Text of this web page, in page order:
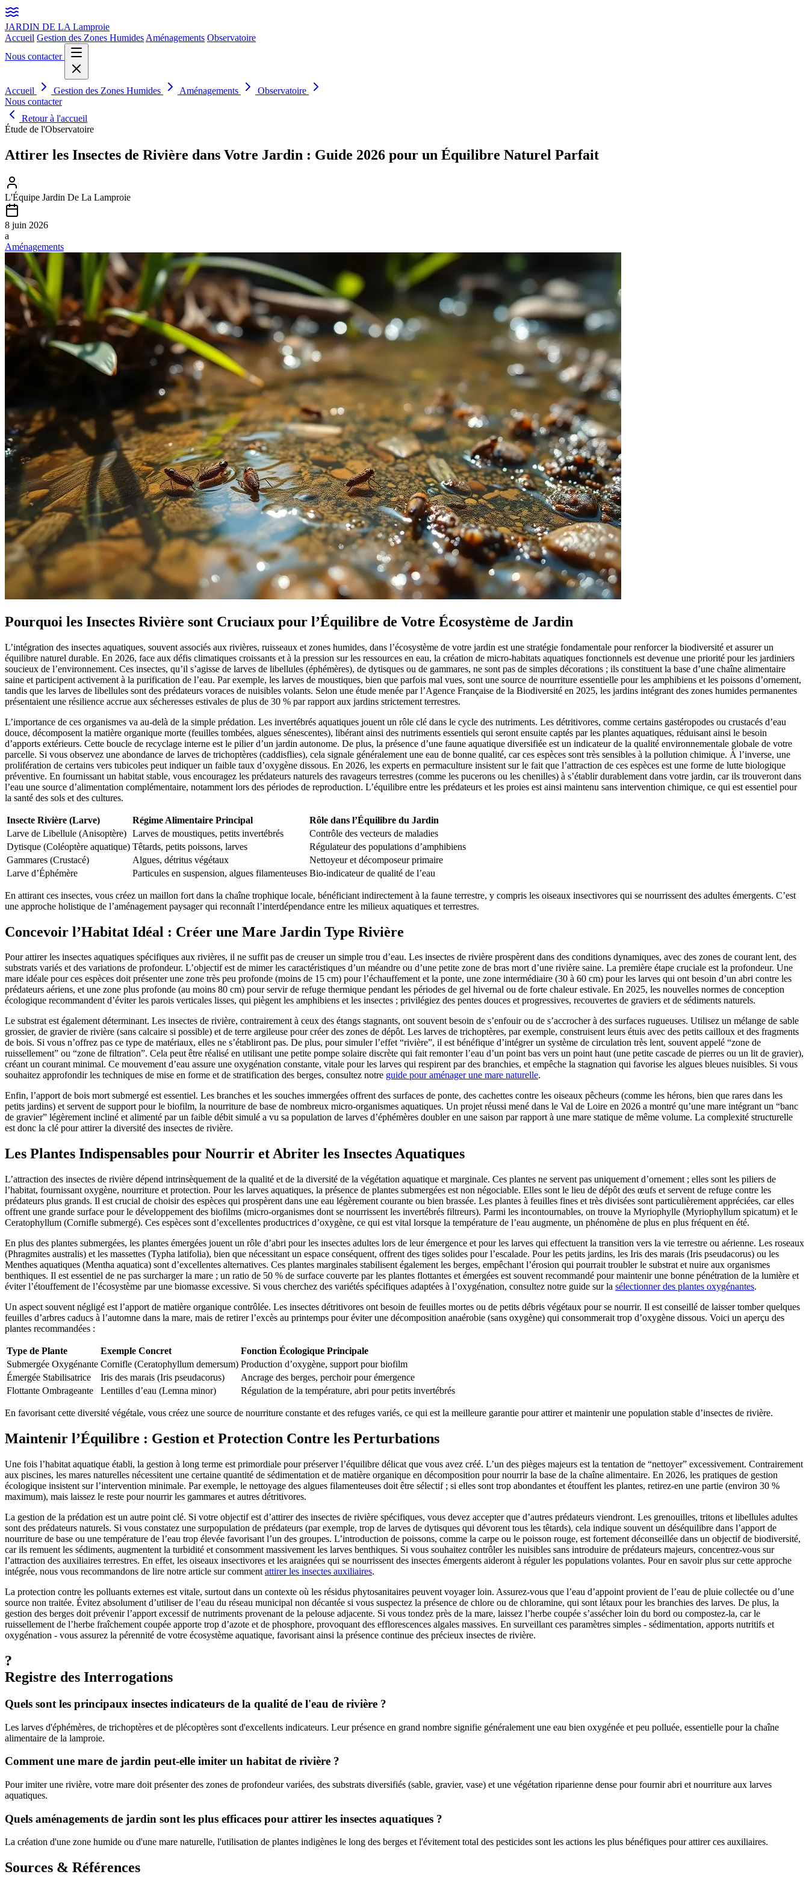
JARDIN DE LA Lamproie
Accueil Gestion des Zones Humides Aménagements Observatoire
Nous contacter
Accueil Gestion des Zones Humides Aménagements
Observatoire
Nous contacter
Retour à l'accueil
Étude de l'Observatoire
Attirer les Insectes de Rivière dans Votre Jardin : Guide 2026 pour un Équilibre Naturel Parfait
L'Équipe Jardin De La Lamproie
8 juin 2026
a
Aménagements
Pourquoi les Insectes Rivière sont Cruciaux pour l’Équilibre de Votre Écosystème de Jardin
L’intégration des insectes aquatiques, souvent associés aux rivières, ruisseaux et zones humides, dans l’écosystème de votre jardin est une stratégie fondamentale pour renforcer la biodiversité et assurer un
équilibre naturel durable. En 2026, face aux défis climatiques croissants et à la pression sur les ressources en eau, la création de micro-habitats aquatiques fonctionnels est devenue une priorité pour les jardiniers
soucieux de l’environnement. Ces insectes, qu’il s’agisse de larves de libellules (éphémères), de dytisques ou de gammares, ne sont pas de simples décorations ; ils constituent la base d’une chaîne alimentaire
saine et participent activement à la purification de l’eau. Par exemple, les larves de moustiques, bien que parfois mal vues, sont une source de nourriture essentielle pour les amphibiens et les poissons d’ornement,
tandis que les larves de libellules sont des prédateurs voraces de nuisibles volants. Selon une étude menée par l’Agence Française de la Biodiversité en 2025, les jardins intégrant des zones humides permanentes
présentaient une résilience accrue aux sécheresses estivales de plus de 30 % par rapport aux jardins strictement terrestres.
L’importance de ces organismes va au-delà de la simple prédation. Les invertébrés aquatiques jouent un rôle clé dans le cycle des nutriments. Les détritivores, comme certains gastéropodes ou crustacés d’eau
douce, décomposent la matière organique morte (feuilles tombées, algues sénescentes), libérant ainsi des nutriments essentiels qui seront ensuite captés par les plantes aquatiques, réduisant ainsi le besoin
d’apports extérieurs. Cette boucle de recyclage interne est le pilier d’un jardin autonome. De plus, la présence d’une faune aquatique diversifiée est un indicateur de la qualité environnementale globale de votre
parcelle. Si vous observez une abondance de larves de trichoptères (caddisflies), cela signale généralement une eau de bonne qualité, car ces espèces sont très sensibles à la pollution chimique. À l’inverse, une
prolifération de certains vers tubicoles peut indiquer un faible taux d’oxygène dissous. En 2026, les experts en permaculture insistent sur le fait que l’attraction de ces espèces est une forme de lutte biologique
préventive. En fournissant un habitat stable, vous encouragez les prédateurs naturels des ravageurs terrestres (comme les pucerons ou les chenilles) à s’établir durablement dans votre jardin, car ils trouveront dans
l’eau une source d’alimentation complémentaire, notamment lors des périodes de reproduction. L’équilibre entre les prédateurs et les proies est ainsi maintenu sans intervention chimique, ce qui est essentiel pour
la santé des sols et des cultures.
Insecte Rivière (Larve) Régime Alimentaire Principal
Rôle dans l’Équilibre du Jardin
Larve de Libellule (Anisoptère) Larves de moustiques, petits invertébrés
Contrôle des vecteurs de maladies
Dytisque (Coléoptère aquatique) Têtards, petits poissons, larves
Régulateur des populations d’amphibiens
Gammares (Crustacé)
Algues, détritus végétaux
Nettoyeur et décomposeur primaire
Larve d’Éphémère
Particules en suspension, algues filamenteuses Bio-indicateur de qualité de l’eau
En attirant ces insectes, vous créez un maillon fort dans la chaîne trophique locale, bénéficiant indirectement à la faune terrestre, y compris les oiseaux insectivores qui se nourrissent des adultes émergents. C’est
une approche holistique de l’aménagement paysager qui reconnaît l’interdépendance entre les milieux aquatiques et terrestres.
Concevoir l’Habitat Idéal : Créer une Mare Jardin Type Rivière
Pour attirer les insectes aquatiques spécifiques aux rivières, il ne suffit pas de creuser un simple trou d’eau. Les insectes de rivière prospèrent dans des conditions dynamiques, avec des zones de courant lent, des
substrats variés et des variations de profondeur. L’objectif est de mimer les caractéristiques d’un méandre ou d’une petite zone de bras mort d’une rivière saine. La première étape cruciale est la profondeur. Une
mare idéale pour ces espèces doit présenter une zone très peu profonde (moins de 15 cm) pour l’échauffement et la ponte, une zone intermédiaire (30 à 60 cm) pour les larves qui ont besoin d’un abri contre les
prédateurs aériens, et une zone plus profonde (au moins 80 cm) pour servir de refuge thermique pendant les périodes de gel hivernal ou de forte chaleur estivale. En 2025, les nouvelles normes de conception
écologique recommandent d’éviter les parois verticales lisses, qui piègent les amphibiens et les insectes ; privilégiez des pentes douces et progressives, recouvertes de graviers et de sédiments naturels.
Le substrat est également déterminant. Les insectes de rivière, contrairement à ceux des étangs stagnants, ont souvent besoin de s’enfouir ou de s’accrocher à des surfaces rugueuses. Utilisez un mélange de sable
grossier, de gravier de rivière (sans calcaire si possible) et de terre argileuse pour créer des zones de dépôt. Les larves de trichoptères, par exemple, construisent leurs étuis avec des petits cailloux et des fragments
de bois. Si vous n’offrez pas ce type de matériaux, elles ne s’établiront pas. De plus, pour simuler l’effet “rivière”, il est bénéfique d’intégrer un système de circulation très lent, souvent appelé “zone de
ruissellement” ou “zone de filtration”. Cela peut être réalisé en utilisant une petite pompe solaire discrète qui fait remonter l’eau d’un point bas vers un point haut (une petite cascade de pierres ou un lit de gravier),
créant un courant minimal. Ce mouvement d’eau assure une oxygénation constante, vitale pour les larves qui respirent par des branchies, et empêche la stagnation qui favorise les algues bleues nuisibles. Si vous
souhaitez approfondir les techniques de mise en forme et de stratification des berges, consultez notre guide pour aménager une mare naturelle.
Enfin, l’apport de bois mort submergé est essentiel. Les branches et les souches immergées offrent des surfaces de ponte, des cachettes contre les oiseaux pêcheurs (comme les hérons, bien que rares dans les
petits jardins) et servent de support pour le biofilm, la nourriture de base de nombreux micro-organismes aquatiques. Un projet réussi mené dans le Val de Loire en 2026 a montré qu’une mare intégrant un “banc
de gravier” légèrement incliné et alimenté par un faible débit simulé a vu sa population de larves d’éphémères doubler en une saison par rapport à une mare statique de même volume. La complexité structurelle
est donc la clé pour attirer la diversité des insectes de rivière.
Les Plantes Indispensables pour Nourrir et Abriter les Insectes Aquatiques
L’attraction des insectes de rivière dépend intrinsèquement de la qualité et de la diversité de la végétation aquatique et marginale. Ces plantes ne servent pas uniquement d’ornement ; elles sont les piliers de
l’habitat, fournissant oxygène, nourriture et protection. Pour les larves aquatiques, la présence de plantes submergées est non négociable. Elles sont le lieu de dépôt des œufs et servent de refuge contre les
prédateurs plus grands. Il est crucial de choisir des espèces qui prospèrent dans une eau légèrement courante ou bien brassée. Les plantes à feuilles fines et très divisées sont particulièrement appréciées, car elles
offrent une grande surface pour le développement des biofilms (micro-organismes dont se nourrissent les invertébrés filtreurs). Parmi les incontournables, on trouve la Myriophylle (Myriophyllum spicatum) et le
Ceratophyllum (Cornifle submergé). Ces espèces sont d’excellentes productrices d’oxygène, ce qui est vital lorsque la température de l’eau augmente, un phénomène de plus en plus fréquent en été.
En plus des plantes submergées, les plantes émergées jouent un rôle d’abri pour les insectes adultes lors de leur émergence et pour les larves qui effectuent la transition vers la vie terrestre ou aérienne. Les roseaux
(Phragmites australis) et les massettes (Typha latifolia), bien que nécessitant un espace conséquent, offrent des tiges solides pour l’escalade. Pour les petits jardins, les Iris des marais (Iris pseudacorus) ou les
Menthes aquatiques (Mentha aquatica) sont d’excellentes alternatives. Ces plantes marginales stabilisent également les berges, empêchant l’érosion qui pourrait troubler le substrat et nuire aux organismes
benthiques. Il est essentiel de ne pas surcharger la mare ; un ratio de 50 % de surface couverte par les plantes flottantes et émergées est souvent recommandé pour maintenir une bonne pénétration de la lumière et
éviter l’étouffement de l’écosystème par une biomasse excessive. Si vous cherchez des variétés spécifiques adaptées à l’oxygénation, consultez notre guide sur la sélectionner des plantes oxygénantes.
Un aspect souvent négligé est l’apport de matière organique contrôlée. Les insectes détritivores ont besoin de feuilles mortes ou de petits débris végétaux pour se nourrir. Il est conseillé de laisser tomber quelques
feuilles d’arbres caducs à l’automne dans la mare, mais de retirer l’excès au printemps pour éviter une décomposition anaérobie (sans oxygène) qui consommerait trop d’oxygène dissous. Voici un aperçu des
plantes recommandées :
Type de Plante Exemple Concret
Fonction Écologique Principale
Submergée Oxygénante Cornifle (Ceratophyllum demersum) Production d’oxygène, support pour biofilm
Émergée Stabilisatrice
Iris des marais (Iris pseudacorus)
Ancrage des berges, perchoir pour émergence
Flottante Ombrageante
Lentilles d’eau (Lemna minor) Régulation de la température, abri pour petits invertébrés
En favorisant cette diversité végétale, vous créez une source de nourriture constante et des refuges variés, ce qui est la meilleure garantie pour attirer et maintenir une population stable d’insectes de rivière.
Maintenir l’Équilibre : Gestion et Protection Contre les Perturbations
Une fois l’habitat aquatique établi, la gestion à long terme est primordiale pour préserver l’équilibre délicat que vous avez créé. L’un des pièges majeurs est la tentation de “nettoyer” excessivement. Contrairement
aux piscines, les mares naturelles nécessitent une certaine quantité de sédimentation et de matière organique en décomposition pour nourrir la base de la chaîne alimentaire. En 2026, les pratiques de gestion
écologique insistent sur l’intervention minimale. Par exemple, le nettoyage des algues filamenteuses doit être sélectif ; si elles sont trop abondantes et étouffent les plantes, retirez-en une partie (environ 30 %
maximum), mais laissez le reste pour nourrir les gammares et autres détritivores.
La gestion de la prédation est un autre point clé. Si votre objectif est d’attirer des insectes de rivière spécifiques, vous devez accepter que d’autres prédateurs viendront. Les grenouilles, tritons et libellules adultes
sont des prédateurs naturels. Si vous constatez une surpopulation de prédateurs (par exemple, trop de larves de dytisques qui dévorent tous les têtards), cela indique souvent un déséquilibre dans l’apport de
nourriture de base ou une température de l’eau trop élevée favorisant l’un des groupes. L’introduction de poissons, comme la carpe ou le poisson rouge, est fortement déconseillée dans un objectif de biodiversité,
car ils remuent les sédiments, augmentent la turbidité et consomment massivement les larves benthiques. Si vous souhaitez contrôler les nuisibles sans introduire de prédateurs majeurs, concentrez-vous sur
l’attraction des auxiliaires terrestres. En effet, les oiseaux insectivores et les araignées qui se nourrissent des insectes émergents aideront à réguler les populations volantes. Pour en savoir plus sur cette approche
intégrée, nous vous recommandons de lire notre article sur comment attirer les insectes auxiliaires.
La protection contre les polluants externes est vitale, surtout dans un contexte où les résidus phytosanitaires peuvent voyager loin. Assurez-vous que l’eau d’appoint provient de l’eau de pluie collectée ou d’une
source non traitée. Évitez absolument d’utiliser de l’eau du réseau municipal non décantée si vous suspectez la présence de chlore ou de chloramine, qui sont létaux pour les branchies des larves. De plus, la
gestion des berges doit prévenir l’apport excessif de nutriments provenant de la pelouse adjacente. Si vous tondez près de la mare, laissez l’herbe coupée s’assécher loin du bord ou compostez-la, car le
ruissellement de l’herbe fraîchement coupée apporte trop d’azote et de phosphore, provoquant des efflorescences algales massives. En surveillant ces paramètres simples - sédimentation, apports nutritifs et
oxygénation - vous assurez la pérennité de votre écosystème aquatique, favorisant ainsi la présence continue des précieux insectes de rivière.
?
Registre des Interrogations
Quels sont les principaux insectes indicateurs de la qualité de l'eau de rivière ?
Les larves d'éphémères, de trichoptères et de plécoptères sont d'excellents indicateurs. Leur présence en grand nombre signifie généralement une eau bien oxygénée et peu polluée, essentielle pour la chaîne
alimentaire de la lamproie.
Comment une mare de jardin peut-elle imiter un habitat de rivière ?
Pour imiter une rivière, votre mare doit présenter des zones de profondeur variées, des substrats diversifiés (sable, gravier, vase) et une végétation riparienne dense pour fournir abri et nourriture aux larves
aquatiques.
Quels aménagements de jardin sont les plus efficaces pour attirer les insectes aquatiques ?
La création d'une zone humide ou d'une mare naturelle, l'utilisation de plantes indigènes le long des berges et l'évitement total des pesticides sont les actions les plus bénéfiques pour attirer ces auxiliaires.
Sources & Références